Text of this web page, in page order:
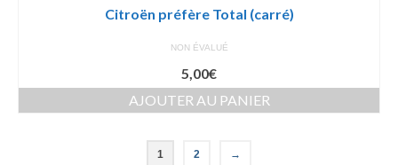
Citroën préfère Total (carré)
NON ÉVALUÉ
5,00€
AJOUTER AU PANIER
1 2 →